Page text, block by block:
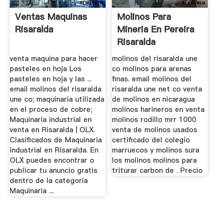
Ventas Maquinas
Risaralda
venta maquina para hacer
pasteles en hoja Los
pasteles en hoja y las ...
email molinos del risaralda
une co; maquinaria utilizada
en el proceso de cobre;
Maquinaria industrial en
venta en Risaralda | OLX.
Clasificados de Maquinaria
industrial en Risaralda. En
OLX puedes encontrar o
publicar tu anuncio gratis
dentro de la categoría
Maquinaria ...
Molinos Para
Mineria En Pereira
Risaralda
molinos del risaralda une
co molinos para arenas
finas. email molinos del
risaralda une net co venta
de molinos en nicaragua
molinos harineros en venta
molinos rodillo mrr 1000
venta de molinos usados
certificado del colegio
marruecos y molinos sura
los molinos molinos para
triturar carbon de . Precio